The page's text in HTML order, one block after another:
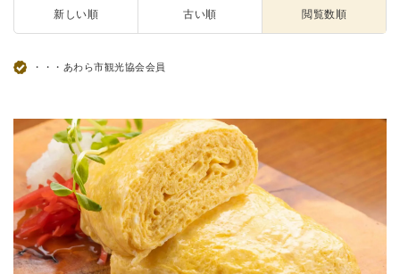
新しい順 古い順 閲覧数順
・・・あわら市観光協会会員